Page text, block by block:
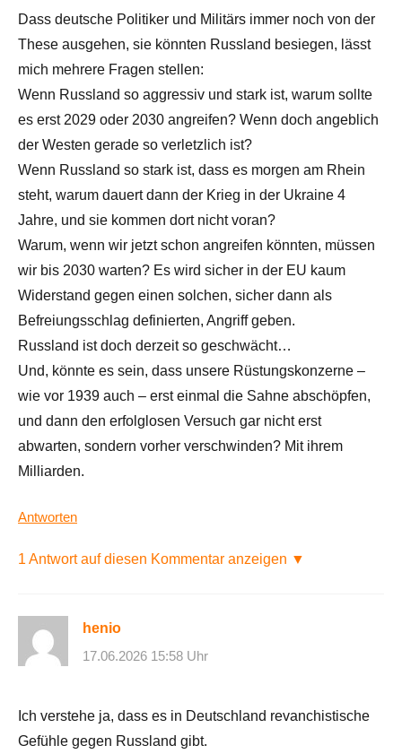
Dass deutsche Politiker und Militärs immer noch von der
These ausgehen, sie könnten Russland besiegen, lässt
mich mehrere Fragen stellen:
Wenn Russland so aggressiv und stark ist, warum sollte
es erst 2029 oder 2030 angreifen? Wenn doch angeblich
der Westen gerade so verletzlich ist?
Wenn Russland so stark ist, dass es morgen am Rhein
steht, warum dauert dann der Krieg in der Ukraine 4
Jahre, und sie kommen dort nicht voran?
Warum, wenn wir jetzt schon angreifen könnten, müssen
wir bis 2030 warten? Es wird sicher in der EU kaum
Widerstand gegen einen solchen, sicher dann als
Befreiungsschlag definierten, Angriff geben.
Russland ist doch derzeit so geschwächt…
Und, könnte es sein, dass unsere Rüstungskonzerne –
wie vor 1939 auch – erst einmal die Sahne abschöpfen,
und dann den erfolglosen Versuch gar nicht erst
abwarten, sondern vorher verschwinden? Mit ihrem
Milliarden.
Antworten
1 Antwort auf diesen Kommentar anzeigen ▼
henio
17.06.2026 15:58 Uhr
Ich verstehe ja, dass es in Deutschland revanchistische
Gefühle gegen Russland gibt.